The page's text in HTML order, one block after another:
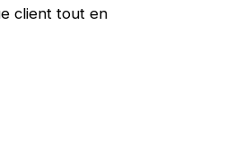
client tout en